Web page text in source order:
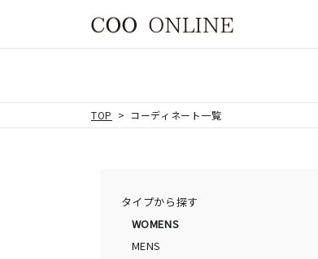
TOP コーディネート一覧
タイプから探す
WOMENS
MENS